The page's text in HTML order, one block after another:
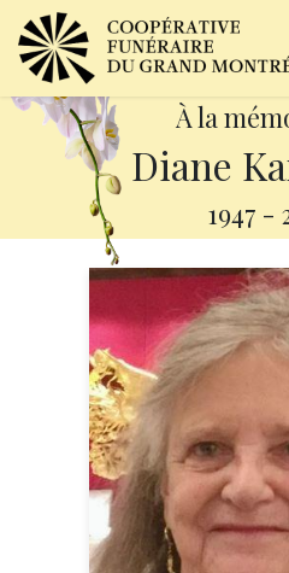
À la
Diane
1947 -